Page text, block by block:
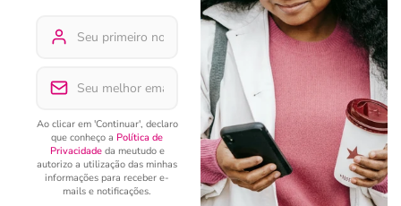
Ao clicar em 'Continuar', declaro
que conheço a Política de
Privacidadeda meutudo e
autorizo a utilização das minhas
informações para receber e-
mails e notificações.